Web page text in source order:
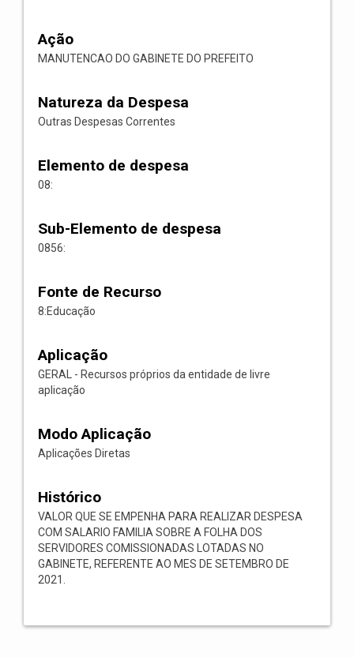
Ação
MANUTENCAO DO GABINETE DO PREFEITO
Natureza da Despesa
Outras Despesas Correntes
Elemento de despesa
08:
Sub-Elemento de despesa
0856:
Fonte de Recurso
8:Educação
Aplicação
GERAL - Recursos próprios da entidade de livre
aplicação
Modo Aplicação
Aplicações Diretas
Histórico
VALOR QUE SE EMPENHA PARA REALIZAR DESPESA
COM SALARIO FAMILIA SOBRE A FOLHA DOS
SERVIDORES COMISSIONADAS LOTADAS NO
GABINETE, REFERENTE AO MES DE SETEMBRO DE
2021.